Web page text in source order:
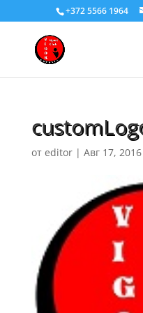
+372 5566 1964
от editor| Авг 17, 2016